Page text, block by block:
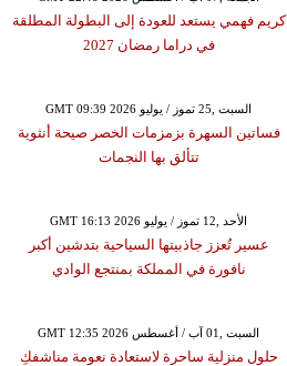
كريم فهمي يستعد للعودة إلى البطولة المطلقة
في دراما رمضان 2027
GMT 09:39 2026 السبت ,25 تموز / يوليو
فساتين السهرة بزمزمات الخصر صيحة أنثوية
تتألق بها النجمات
GMT 16:13 2026 الأحد ,12 تموز / يوليو
عسير تُعزز جاذبيتها السياحية بتدشين أكبر
نافورة في المملكة بمنتجع الوادي
GMT 12:35 2026 السبت ,01 آب / أغسطس
حلول منزلية ساحرة لاستعادة نعومة مناشفكِ